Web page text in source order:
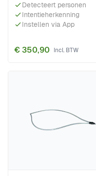
available
available
available
available
Detecteert personen
Intentieherkenning
Instellen via App
€ 350,90